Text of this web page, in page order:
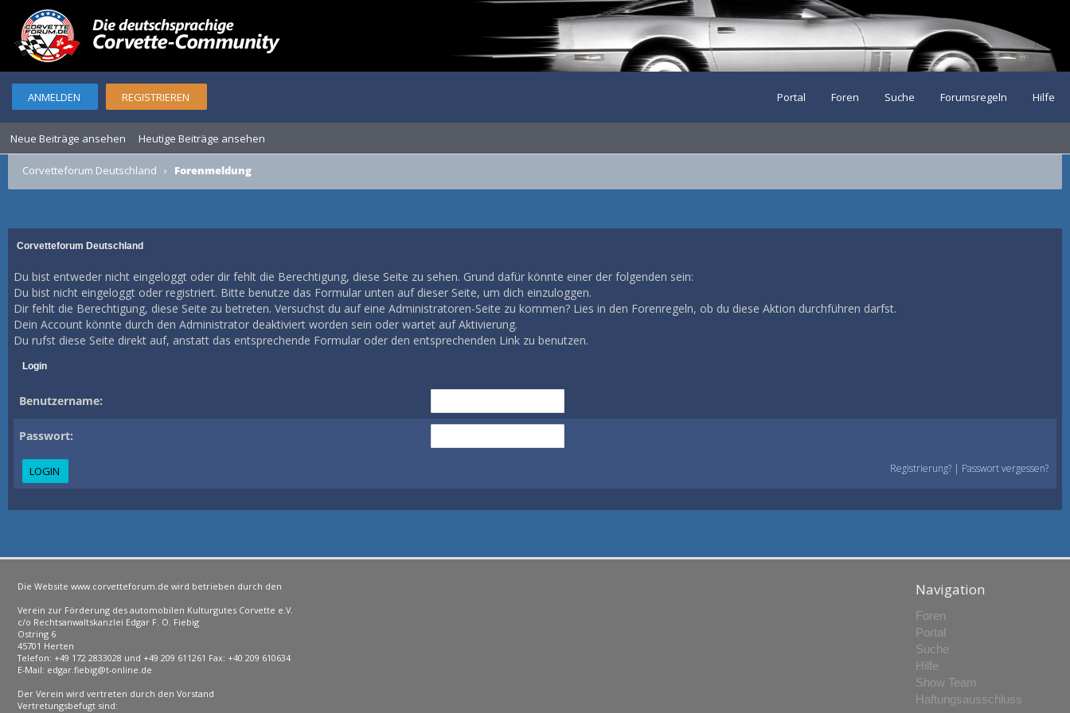
ANMELDEN REGISTRIEREN Portal Foren Suche Forumsregeln Hilfe
Neue Beiträge ansehen Heutige Beiträge ansehen
Corvetteforum Deutschland › Forenmeldung
Corvetteforum Deutschland
Du bist entweder nicht eingeloggt oder dir fehlt die Berechtigung, diese Seite zu sehen. Grund dafür könnte einer der folgenden sein:
Du bist nicht eingeloggt oder registriert. Bitte benutze das Formular unten auf dieser Seite, um dich einzuloggen.
Dir fehlt die Berechtigung, diese Seite zu betreten. Versuchst du auf eine Administratoren-Seite zu kommen? Lies in den Forenregeln, ob du diese Aktion durchführen darfst.
Dein Account könnte durch den Administrator deaktiviert worden sein oder wartet auf Aktivierung.
Du rufst diese Seite direkt auf, anstatt das entsprechende Formular oder den entsprechenden Link zu benutzen.
Login
Benutzername:
Passwort:
Registrierung? | Passwort vergessen?
Navigation
Foren
Portal
Suche
Hilfe
Show Team
Haftungsausschluss
Die Website www.corvetteforum.de wird betrieben durch den
Verein zur Förderung des automobilen Kulturgutes Corvette e.V.
c/o Rechtsanwaltskanzlei Edgar F. O. Fiebig
Ostring 6
45701 Herten
Telefon: +49 172 2833028 und +49 209 611261 Fax: +40 209 610634
E-Mail: edgar.fiebig@t-online.de
Der Verein wird vertreten durch den Vorstand
Vertretungsbefugt sind: